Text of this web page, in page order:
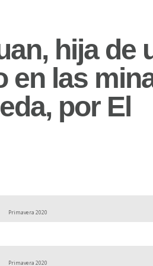
hija de
en las
por El
Primavera 2020
Primavera 2020